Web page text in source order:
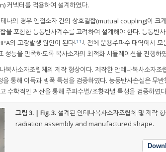
넥터를 적용하여 설계하였다.
나의 경우 인접소자 간의 상호결합(mutual coupling)이 크
을 포함한 능동반사계수를 고려하여 설계해야 한다. 능동반
의 고장발생 원인이 된다[11]. 전체 운용주파수 대역에서
성능을 만족하도록 복사소자의 최적화 시뮬레이션을 진행하
복사소자조립체의 제작 형상이다. 제작한 안테나복사소자조
통해 이득과 빔폭 특성을 검증하였다. 능동반사손실은 무
수학적인 계산을 통해 주파수별/조향각별 특성을 검증하였
그림 3. | Fig. 3. 설계된 안테나복사소자조립체 및 제
radiation assembly and manufactured shape.